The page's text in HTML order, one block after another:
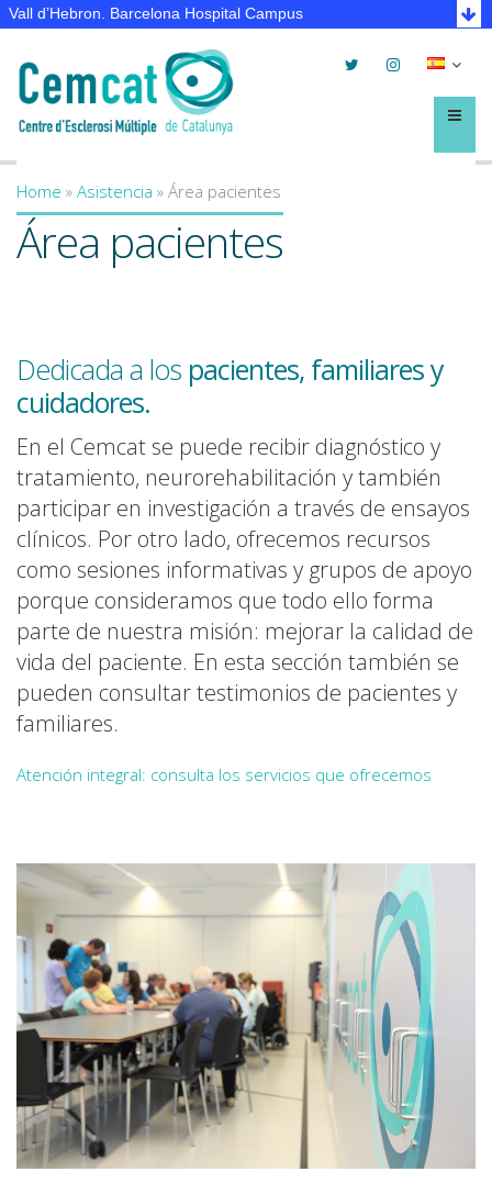
Vall d’Hebron. Barcelona Hospital Campus
TwitterInstagram
Menú
You are here
Home » Asistencia » Área pacientes
Área pacientes
Dedicada a los pacientes, familiares y
cuidadores.
En el Cemcat se puede recibir diagnóstico y
tratamiento, neurorehabilitación y también
participar en investigación a través de ensayos
clínicos. Por otro lado, ofrecemos recursos
como sesiones informativas y grupos de apoyo
porque consideramos que todo ello forma
parte de nuestra misión: mejorar la calidad de
vida del paciente. En esta sección también se
pueden consultar testimonios de pacientes y
familiares.
Atención integral: consulta los servicios que ofrecemos